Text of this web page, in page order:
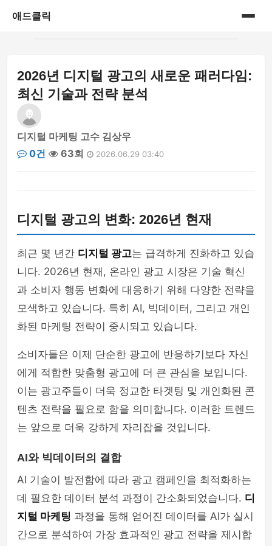
애드클릭
게시판
2026년 디지털 광고의 새로운 패러다임:
최신 기술과 전략 분석
디지털 마케팅 고수 김상우
0건
63회 2026.06.29 03:40
디지털 광고의 변화: 2026년 현재
최근 몇 년간 디지털 광고는 급격하게 진화하고 있습
니다. 2026년 현재, 온라인 광고 시장은 기술 혁신
과 소비자 행동 변화에 대응하기 위해 다양한 전략을
모색하고 있습니다. 특히 AI, 빅데이터, 그리고 개인
화된 마케팅 전략이 중시되고 있습니다.
소비자들은 이제 단순한 광고에 반응하기보다 자신
에게 적합한 맞춤형 광고에 더 큰 관심을 보입니다.
이는 광고주들이 더욱 정교한 타겟팅 및 개인화된 콘
텐츠 전략을 필요로 함을 의미합니다. 이러한 트렌드
는 앞으로 더욱 강하게 자리잡을 것입니다.
AI와 빅데이터의 결합
AI 기술이 발전함에 따라 광고 캠페인을 최적화하는
데 필요한 데이터 분석 과정이 간소화되었습니다. 디
지털 마케팅 과정을 통해 얻어진 데이터를 AI가 실시
간으로 분석하여 가장 효과적인 광고 전략을 제시합